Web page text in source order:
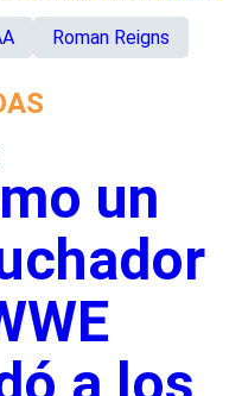
Roman Reigns
un